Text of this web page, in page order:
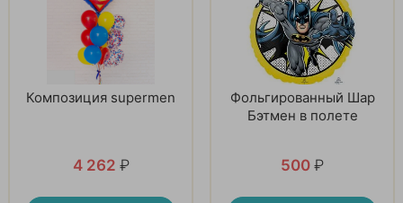
Композиция supermen
4 262 ₽
Фольгированный Шар
Бэтмен в полете
500 ₽